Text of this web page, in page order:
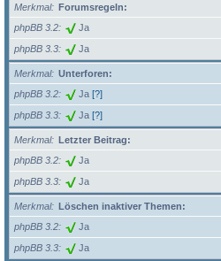
Merkmal
Forumsregeln:
phpBB 3.2
Ja
phpBB 3.3 Ja
Merkmal
Unterforen:
phpBB 3.2
Ja [?]
phpBB 3.3 Ja [?]
Merkmal
Letzter Beitrag:
phpBB 3.2
Ja
phpBB 3.3 Ja
Merkmal
Löschen inaktiver Themen:
phpBB 3.2
Ja
phpBB 3.3 Ja